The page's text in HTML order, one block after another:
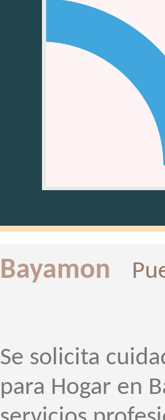
Bayamon
Se solicita
para Hogar en